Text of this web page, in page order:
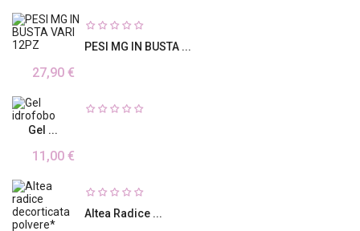
PESI MG IN BUSTA ...
27,90 €
Gel ...
11,00 €
Altea Radice ...